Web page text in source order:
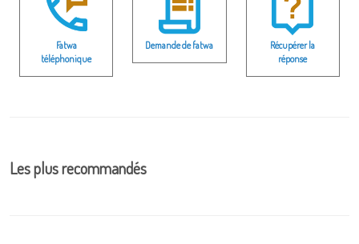
Fatwa
téléphonique
Demande de fatwa
Récupérer la
réponse
Les plus recommandés